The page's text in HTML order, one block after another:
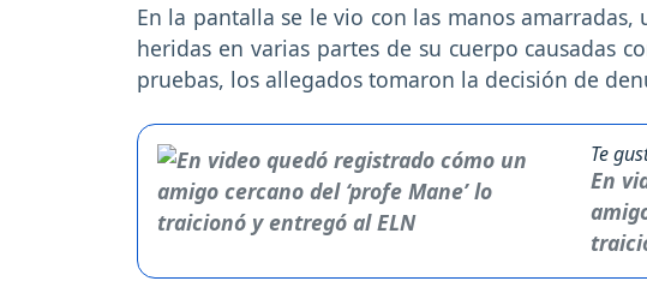
En la pantalla se le vio con las manos
heridas en varias partes de su cuerpo causadas
pruebas, los allegados tomaron la decisión de
Te
En